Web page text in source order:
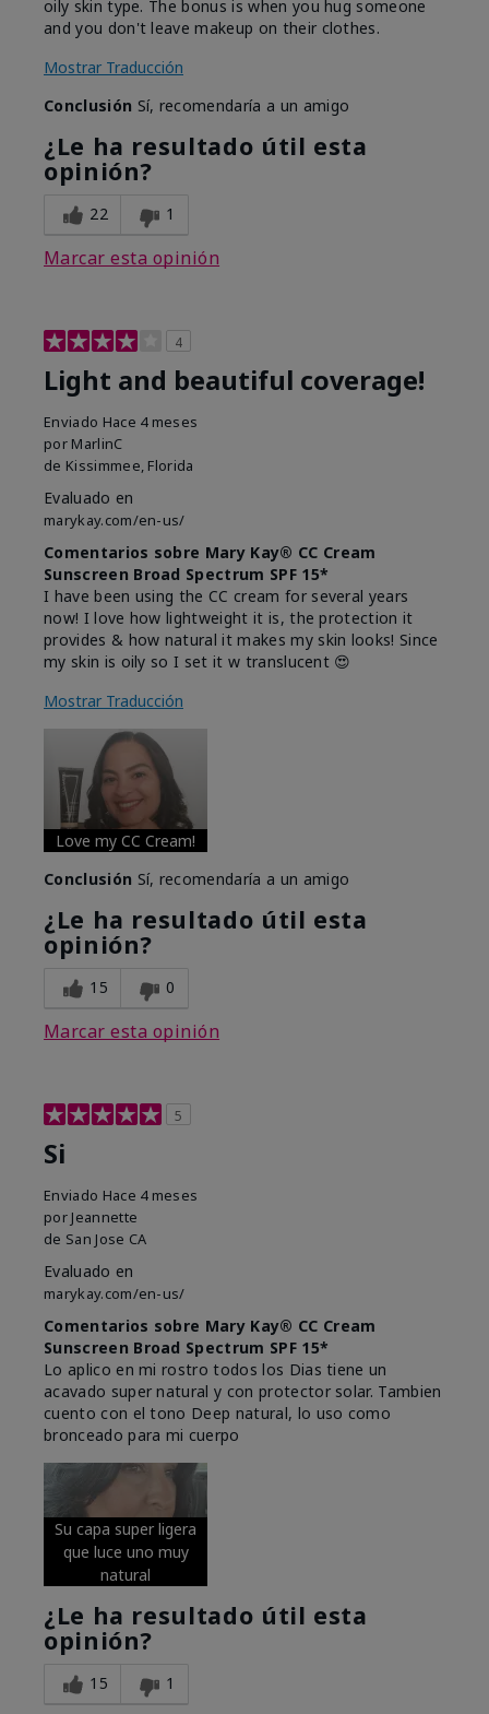
oily skin type. The bonus is when you hug someone
and you don't leave makeup on their clothes.
Mostrar Traducción
Conclusión Sí, recomendaría a un amigo
¿Le ha resultado útil esta
opinión?
22 1
Marcar esta opinión
4
Light and beautiful coverage!
Enviado Hace 4 meses
por MarlinC
de Kissimmee, Florida
Evaluado en
marykay.com/en-us/
Comentarios sobre Mary Kay® CC Cream
Sunscreen Broad Spectrum SPF 15*
I have been using the CC cream for several years
now! I love how lightweight it is, the protection it
provides & how natural it makes my skin looks! Since
my skin is oily so I set it w translucent 😍
Mostrar Traducción
Love my CC Cream!
Conclusión Sí, recomendaría a un amigo
¿Le ha resultado útil esta
opinión?
15 0
Marcar esta opinión
5
Si
Enviado Hace 4 meses
por Jeannette
de San Jose CA
Evaluado en
marykay.com/en-us/
Comentarios sobre Mary Kay® CC Cream
Sunscreen Broad Spectrum SPF 15*
Lo aplico en mi rostro todos los Dias tiene un
acavado super natural y con protector solar. Tambien
cuento con el tono Deep natural, lo uso como
bronceado para mi cuerpo
Su capa super ligera
que luce uno muy
natural
¿Le ha resultado útil esta
opinión?
15 1